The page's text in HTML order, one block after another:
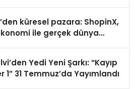
küresel pazara: ShopinX,
ile gerçek dünya
Yedi Yeni Şarkı: “Kayıp
1” 31 Temmuz’da Yayımlandı